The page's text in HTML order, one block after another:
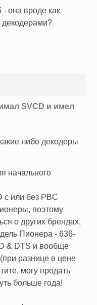
- она вроде как
декодерами?
SVCD и имел
либо декодеры
начального
с или без PBC
поэтому
о других брендах,
Пионера - 636-
& DTS и вообще
разнице в цене
могу продать
больше года!